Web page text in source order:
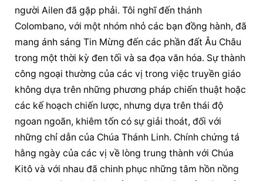
người Ailen đã gặp phải. Tôi nghĩ đến thánh
Colombano, với một nhóm nhỏ các bạn đồng hành, đã
mang ánh sáng Tin Mừng đến các phần đất Âu Châu
trong một thời kỳ đen tối và sa đọa văn hóa. Sự thành
công ngoại thường của các vị trong việc truyền giáo
không dựa trên những phương pháp chiến thuật hoặc
các kế hoạch chiến lược, nhưng dựa trên thái độ
ngoan ngoãn, khiêm tốn có sự giải thoát, đối với
những chỉ dẫn của Chúa Thánh Linh. Chính chứng tá
hằng ngày của các vị về lòng trung thành với Chúa
Kitô và với nhau đã chinh phục những tâm hồn nồng